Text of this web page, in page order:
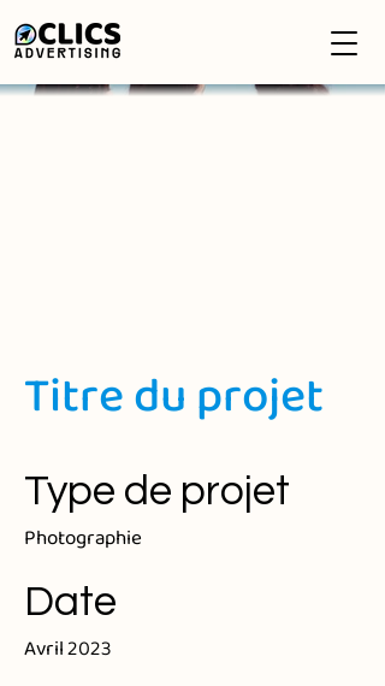
Titre du projet
Type de projet
Photographie
Date
Avril 2023